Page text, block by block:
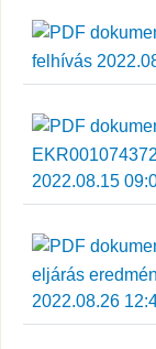
felhívás
2022.08.15
eljárás
2022.08.26